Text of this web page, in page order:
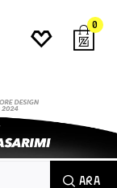
0
ARA